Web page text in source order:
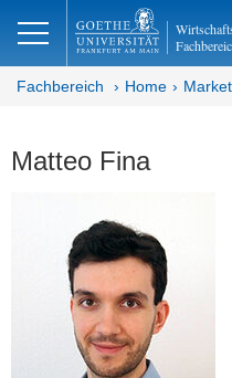
Fachbereich Home
Matteo Fina